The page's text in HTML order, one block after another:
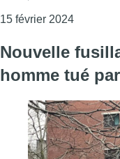
15 février 2024
Nouvelle
homme tué